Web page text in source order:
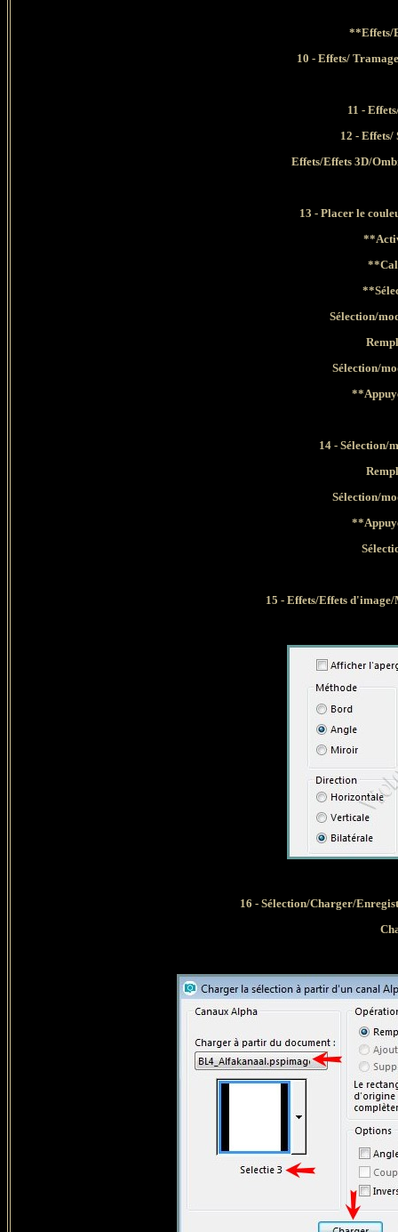
**Effets/
10 - Effets/
11 -
12 - Effets/
Effets/Effets 3D/
13 - Placer le
Sélection/
Sélection/
14 - Sélection/
Sélection/
15 - Effets/Effets
16 - Sélection/Charger/